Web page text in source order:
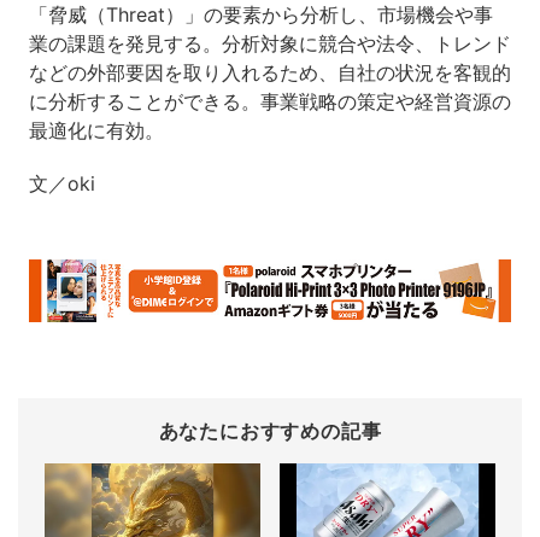
「脅威（Threat）」の要素から分析し、市場機会や事
業の課題を発見する。分析対象に競合や法令、トレンド
などの外部要因を取り入れるため、自社の状況を客観的
に分析することができる。事業戦略の策定や経営資源の
最適化に有効。
文／oki
あなたにおすすめの記事